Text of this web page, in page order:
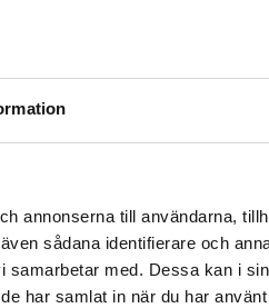
annonserna till användarna,
sådana identifierare och
med. Dessa kan i
har samlat in när du har